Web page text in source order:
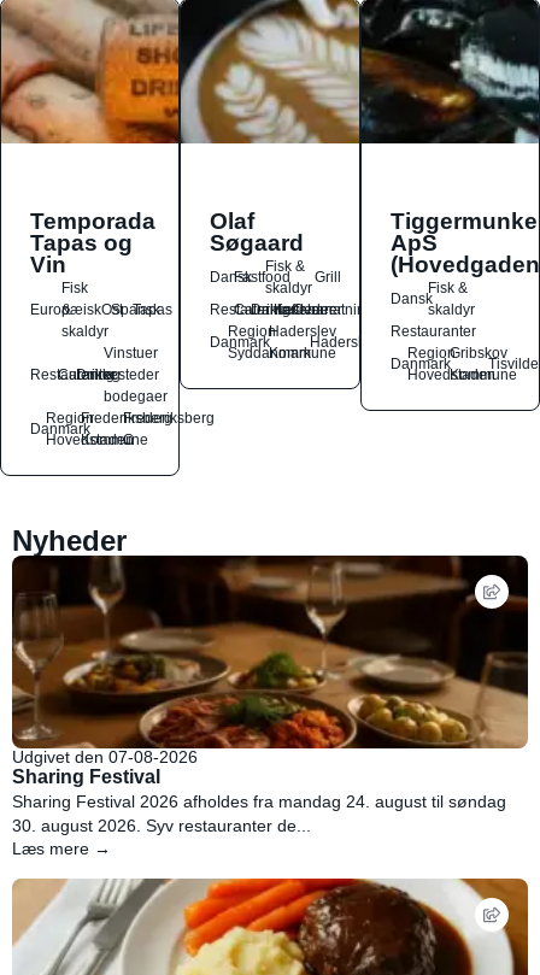
Temporada
Tapas og
Vin
Europæisk
Fisk
&
skaldyr
OstSpansk
Tapas
Restauranter
Catering
Drikkesteder
Vinstuer
og
bodegaer
Danmark
Region
Hovedstaden
Frederiksberg
Kommune
Frederiksberg
C
Olaf
Søgaard
DanskFastfood
Fisk &
skaldyr
Grill
Restauranter
Catering
Drikkesteder
Kaffebarer
Overnatningssteder
Danmark
Region
Syddanmark
Haderslev
Kommune
Haderslev
ApS
Dansk
Fisk &
skaldyr
Restauranter
Danmark
Region
Hovedstaden
Gribskov
Kommune
Nyheder
Udgivet den 07-08-2026
Sharing Festival
Sharing Festival 2026 afholdes fra mandag 24. august til søndag
30. august 2026. Syv restauranter de...
Læs mere →